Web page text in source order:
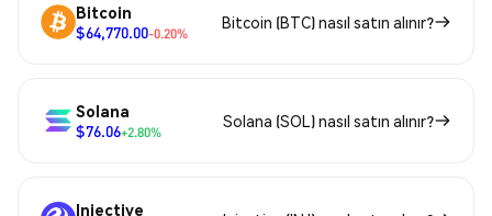
Bitcoin
$64,770.00-0.20%
Bitcoin (BTC) nasıl satın alınır?
Solana
$76.06+2.80%
Solana (SOL) nasıl satın alınır?
Injective